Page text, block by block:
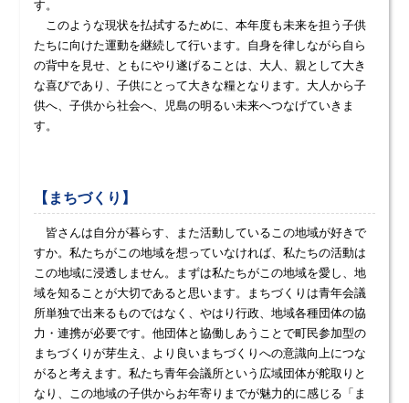
す。
このような現状を払拭するために、本年度も未来を担う子供
たちに向けた運動を継続して行います。自身を律しながら自ら
の背中を見せ、ともにやり遂げることは、大人、親として大き
な喜びであり、子供にとって大きな糧となります。大人から子
供へ、子供から社会へ、児島の明るい未来へつなげていきま
す。
【まちづくり】
皆さんは自分が暮らす、また活動しているこの地域が好きで
すか。私たちがこの地域を想っていなければ、私たちの活動は
この地域に浸透しません。まずは私たちがこの地域を愛し、地
域を知ることが大切であると思います。まちづくりは青年会議
所単独で出来るものではなく、やはり行政、地域各種団体の協
力・連携が必要です。他団体と協働しあうことで町民参加型の
まちづくりが芽生え、より良いまちづくりへの意識向上につな
がると考えます。私たち青年会議所という広域団体が舵取りと
なり、この地域の子供からお年寄りまでが魅力的に感じる「ま